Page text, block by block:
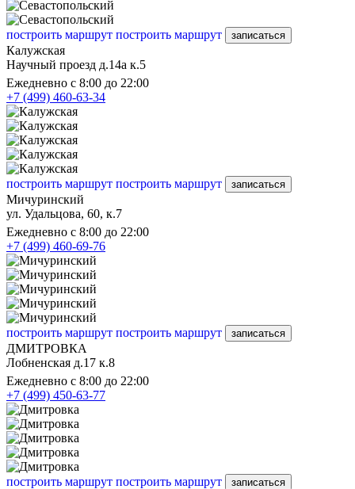
построить маршрут построить маршрут записаться
Калужская
Научный проезд д.14а к.5
Ежедневно с 8:00 до 22:00
+7 (499) 460-63-34
построить маршрут построить маршрут записаться
Мичуринский
ул. Удальцова, 60, к.7
Ежедневно с 8:00 до 22:00
+7 (499) 460-69-76
построить маршрут построить маршрут записаться
ДМИТРОВКА
Лобненская д.17 к.8
Ежедневно с 8:00 до 22:00
+7 (499) 450-63-77
построить маршрут построить маршрут записаться